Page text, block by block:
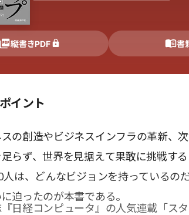
縦書きPDF 書
イント
の創造やビジネスインフラの革新、
らず、世界を見据えて果敢に挑戦す
は、どんなビジョンを持っているの
迫ったのが本書である。
日経コンピュータ』の人気連載「ス